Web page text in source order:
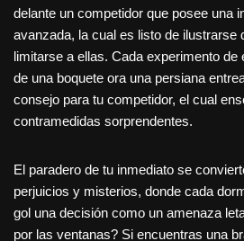
delante un competidor que posee una
avanzada, la cual es listo de ilustrarse
limitarse a ellas. Cada experimento de
de una boquete ora una persiana
consejo para tu competidor, el cual
contramedidas sorprendentes.
El paradero de tu inmediato se
perjuicios y misterios, donde cada
gol una decisión como un amenaza
por las ventanas? Si encuentras una